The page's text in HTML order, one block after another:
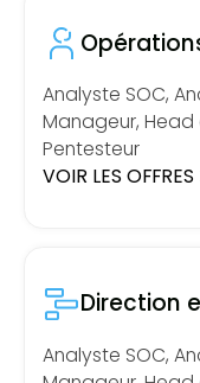
Analyste SOC,
Manageur, Head
Pentesteur
VOIR LES OFFRES
Direction
Analyste SOC,